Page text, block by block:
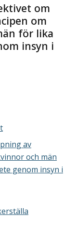
om
om
för lika
insyn i
av
och män
genom insyn i